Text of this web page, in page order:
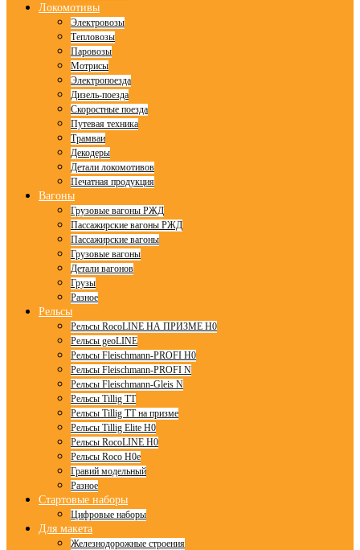
Локомотивы
Электровозы
Тепловозы
Паровозы
Мотрисы
Электропоезда
Дизель-поезда
Скоростные поезда
Путевая техника
Трамваи
Декодеры
Детали локомотивов
Печатная продукция
Вагоны
Грузовые вагоны РЖД
Пассажирские вагоны РЖД
Пассажирские вагоны
Грузовые вагоны
Детали вагонов
Грузы
Разное
Рельсы
Рельсы RocoLINE НА ПРИЗМЕ H0
Рельсы geoLINE
Рельсы Fleischmann-PROFI H0
Рельсы Fleischmann-PROFI N
Рельсы Fleischmann-Gleis N
Рельсы Tillig TT
Рельсы Tillig TT на призме
Рельсы Tillig Elite H0
Рельсы RocoLINE H0
Рельсы Roco H0e
Гравий модельный
Разное
Стартовые наборы
Цифровые наборы
Для макета
Железнодорожные строения